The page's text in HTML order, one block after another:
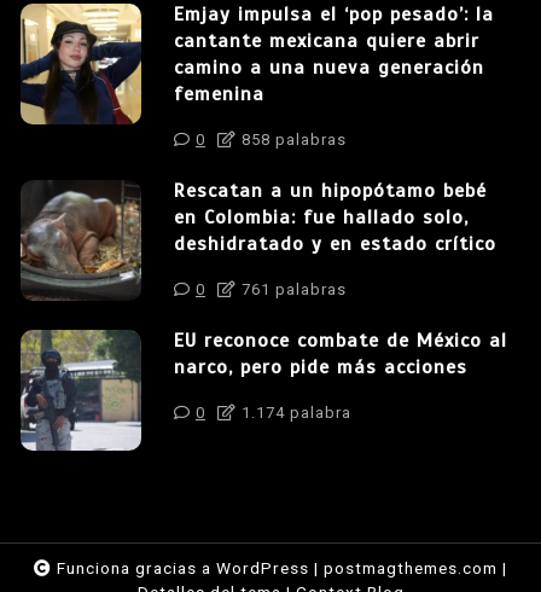
Emjay impulsa el ‘pop pesado’: la
cantante mexicana quiere abrir
camino a una nueva generación
femenina
0 858 palabras
Rescatan a un hipopótamo bebé
en Colombia: fue hallado solo,
deshidratado y en estado crítico
0 761 palabras
EU reconoce combate de México al
narco, pero pide más acciones
0 1.174 palabra
Funciona gracias a WordPress | postmagthemes.com |